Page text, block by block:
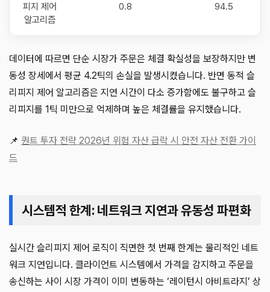
피지 제어
알고리즘
0.8 94.5
데이터에 따르면 단순 시장가 주문은 체결 확실성을 보장하지만 변
동성 장세에서 평균 4.2틱의 손실을 발생시켰습니다. 반면 동적 슬
리피지 제어 알고리즘은 지연 시간이 다소 증가함에도 불구하고 슬
리피지를 1틱 미만으로 억제하며 높은 체결률을 유지했습니다.
📌 퀀트 투자 전략 2026년 위험 자산 급락 시 안전 자산 전환 가이
드
시스템적 한계: 네트워크 지연과 유동성 파편화
실시간 슬리피지 제어 로직이 직면한 첫 번째 한계는 물리적인 네트
워크 지연입니다. 클라이언트 시스템에서 가격을 감지하고 주문을
송신하는 사이 시장 가격이 이미 변동하는 ‘레이턴시 아비트라지’ 상